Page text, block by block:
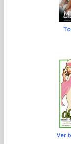
Ver